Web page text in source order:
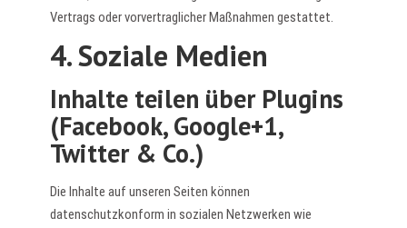
Vertrags oder vorvertraglicher Maßnahmen gestattet.
4. Soziale Medien
Inhalte teilen über Plugins
(Facebook, Google+1,
Twitter & Co.)
Die Inhalte auf unseren Seiten können
datenschutzkonform in sozialen Netzwerken wie